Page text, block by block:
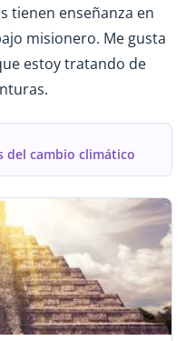
tienen enseñanza en
misionero. Me gusta
estoy tratando de
del cambio climático